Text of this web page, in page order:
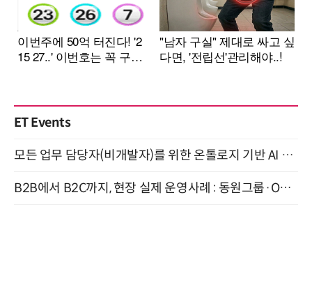
ET Events
모든 업무 담당자(비개발자)를 위한 온톨로지 기반 AI 지식체계 설계 1-day 워크숍 8월 20일 개최
B2B에서 B2C까지, 현장 실제 운영사례 : 동원그룹·OCI·다이닝브랜즈그룹·당근 (8/27)